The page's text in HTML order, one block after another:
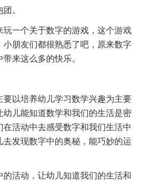
。
玩一个关于数字的游戏，这个游戏
小朋友们都很熟悉了吧，原来数字
来这么多的快乐。
要以培养幼儿学习数学兴趣为主要
幼儿能知道数学和我们的生活是密
活动中去感受数字和我们生活中
去发现数字中的奥秘，能巧妙的运
的活动，让幼儿知道我们的生活和